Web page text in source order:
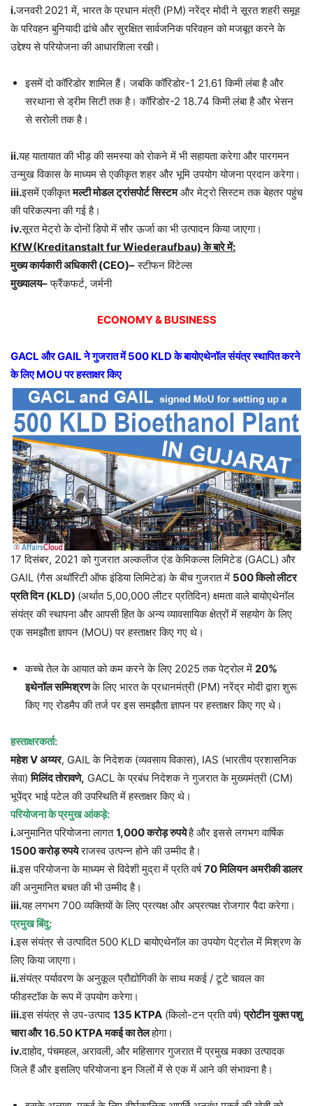
i.जनवरी 2021 में, भारत के प्रधान मंत्री (PM) नरेंद्र मोदी ने सूरत शहरी समूह
के परिवहन बुनियादी ढांचे और सुरक्षित सार्वजनिक परिवहन को मजबूत करने के
उद्देश्य से परियोजना की आधारशिला रखी।
इसमें दो कॉरिडोर शामिल हैं। जबकि कॉरिडोर-1 21.61 किमी लंबा है और
सरथाना से ड्रीम सिटी तक है। कॉरिडोर-2 18.74 किमी लंबा है और भेसन
से सरोली तक है।
ii.यह यातायात की भीड़ की समस्या को रोकने में भी सहायता करेगा और पारगमन
उन्मुख विकास के माध्यम से एकीकृत शहर और भूमि उपयोग योजना प्रदान करेगा।
iii.इसमें एकीकृतमल्टी मोडल ट्रांसपोर्ट सिस्टमऔर मेट्रो सिस्टम तक बेहतर पहुंच
की परिकल्पना की गई है।
iv.सूरत मेट्रो के दोनों डिपो में सौर ऊर्जा का भी उत्पादन किया जाएगा।
KfW(Kreditanstalt fur Wiederaufbau) के बारे में:
मुख्य कार्यकारी अधिकारी (CEO)–स्टीफन विंटेल्स
मुख्यालय–फ्रैंकफर्ट, जर्मनी
ECONOMY & BUSINESS
GACL और GAIL ने गुजरात में 500 KLD के बायोएथेनॉल संयंत्र स्थापित करने
के लिए MOU पर हस्ताक्षर किए
17 दिसंबर, 2021 को गुजरात अल्कलीज एंड केमिकल्स लिमिटेड (GACL) और
GAIL (गैस अथॉरिटी ऑफ इंडिया लिमिटेड) के बीच गुजरात में 500 किलो लीटर
प्रति दिन (KLD) (अर्थात 5,00,000 लीटर प्रतिदिन) क्षमता वाले बायोएथेनॉल
संयंत्र की स्थापना और आपसी हित के अन्य व्यावसायिक क्षेत्रों में सहयोग के लिए
एक समझौता ज्ञापन (MOU) पर हस्ताक्षर किए गए थे।
कच्चे तेल के आयात को कम करने के लिए 2025 तक पेट्रोल में 20%
इथेनॉल सम्मिश्रणके लिए भारत के प्रधानमंत्री (PM) नरेंद्र मोदी द्वारा शुरू
किए गए रोडमैप की तर्ज पर इस समझौता ज्ञापन पर हस्ताक्षर किए गए थे।
हस्ताक्षरकर्ता:
महेश V अय्यर, GAIL के निदेशक (व्यवसाय विकास), IAS (भारतीय प्रशासनिक
सेवा)मिलिंद तोरावणे, GACL के प्रबंध निदेशक ने गुजरात के मुख्यमंत्री (CM)
भूपेंद्र भाई पटेल की उपस्थिति में हस्ताक्षर किए थे।
परियोजना के प्रमुख आंकड़े:
i.अनुमानित परियोजना लागत1,000 करोड़ रुपयेहै और इससे लगभग वार्षिक
1500 करोड़ रुपयेराजस्व उत्पन्न होने की उम्मीद है।
ii.इस परियोजना के माध्यम से विदेशी मुद्रा में प्रति वर्ष70 मिलियन अमरीकी डालर
की अनुमानित बचत की भी उम्मीद है।
iii.यह लगभग 700 व्यक्तियों के लिए प्रत्यक्ष और अप्रत्यक्ष रोजगार पैदा करेगा।
प्रमुख बिंदु:
i.इस संयंत्र से उत्पादित 500 KLD बायोएथेनॉल का उपयोग पेट्रोल में मिश्रण के
लिए किया जाएगा।
ii.संयंत्र पर्यावरण के अनुकूल प्रौद्योगिकी के साथ मकई / टूटे चावल का
फीडस्टॉक के रूप में उपयोग करेगा।
iii.इस संयंत्र से उप-उत्पाद 135 KTPA (किलो-टन प्रति वर्ष)प्रोटीन युक्त पशु
चारा और 16.50 KTPA मकई का तेलहोगा।
iv.दाहोद, पंचमहल, अरावली, और महिसागर गुजरात में प्रमुख मक्का उत्पादक
जिले हैं और इसलिए परियोजना इन जिलों में से एक में आने की संभावना है।